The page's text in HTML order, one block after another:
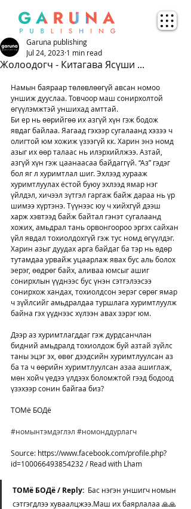
Жолоодогч - Китагава Ясүши ...
Garuna publishing
Jul 24, 2023 1 min read
Намын баяраар төлөвлөөгүй авсан номоо
уншиж дууслаа. Товчоор маш сонирхолтой
өгүүлэмжтэй уншихад амттай.
Би ер нь өөрийгөө их азгүй хүн гэж бодож
явдаг байлаа. Яагаад гэхээр сугалаанд хэзээ ч
олигтой юм хожиж үзээгүй кк. Харин энэ номд
азыг их өөр талаас нь илэрхийлжээ. Азтай,
азгүй хүн гэж цаанаасаа байдаггүй. “Аз” гэдэг
бол яг л хуримтлал шиг. Эхлээд хурааж
хуримтлуулах ёстой буюу эхлээд ямар нэг
үйлдэл, хичээл зүтгэл гаргаж байж дараа нь үр
шимээ хүртэнэ. Түүнээс юу ч хийхгүй дээш
харж хэвтээд байж байтал гэнэт сугалаанд
хожих, амьдрал тань орвонгоороо эргэх сайхан
үйл явдал тохиолдохгүй гэж тус номд өгүүлдэг.
Харин азыг дуудах арга байдаг ба тэр нь өдөр
тутамдаа урвайж уцаарлаж явах бус аль болох
эерэг, өөдрөг байх, аливаа юмсыг ашиг
сонирхлын үүднээс бус үнэн сэтгэлээсээ
сонирхож хандах, тохиолдсон эерэг сөрөг ямар
ч зүйлсийг амьдралдаа туршлага хуримтлуулж
байна гэх үүднээс хүлээн авах зэрэг юм.
Дээр аз хуримтлагддаг гэж дурдсанчлан
бидний амьдралд тохиолдож буй азтай зүйлс
таны эцэг эх, өвөг дээдсийн хуримтлуулсан аз
ба та ч өөрийн хуримтлуулсан азаа ашиглаж,
мөн хойч үедээ үлдээх боломжтой гээд бодоод
үзэхээр сонин байгаа биз?
ТОМё БОДё
#номынтэмдэглэл #номонддурлагч
Source: https://www.facebook.com/profile.php?
id=100066493854232 / Read with Lham
ТОМё БОДё / Reply: Бас нэгэн уншигч номын
сэтгэгдлээ хуваалцжээ.Маш их баярлалаа 🙏🙏